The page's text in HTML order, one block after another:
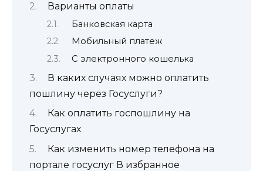
Варианты оплаты
Банковская карта
Мобильный платеж
С электронного кошелька
В каких случаях можно оплатить
пошлину через Госуслуги?
Как оплатить госпошлину на
Госуслугах
Как изменить номер телефона на
портале госуслуг В избранное